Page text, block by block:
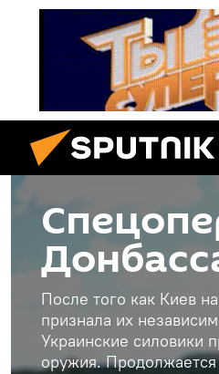
После того как Киев
признала их
Украинские силовики
оружия.